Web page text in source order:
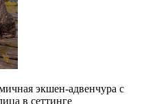
экшен-адвенчура с
в сеттинге